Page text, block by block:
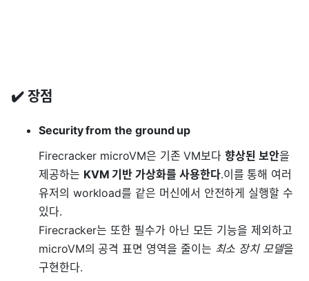
✔️ 장점
Security from the ground up
Firecracker microVM은 기존 VM보다향상된 보안을
제공하는 KVM 기반 가상화를 사용한다.이를 통해 여러
유저의 workload를 같은 머신에서 안전하게 실행할 수
있다.
Firecracker는 또한 필수가 아닌 모든 기능을 제외하고
microVM의 공격 표면 영역을 줄이는 최소 장치 모델을
구현한다.